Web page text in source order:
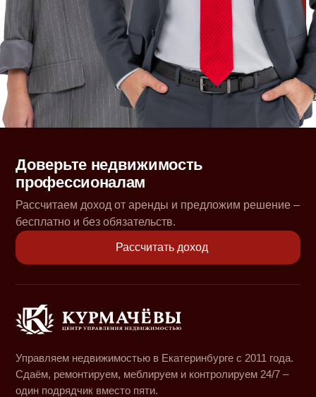
Доверьте недвижимость
профессионалам
Рассчитаем доход от аренды и предложим решение –
бесплатно и без обязательств.
Рассчитать доход
Управляем недвижимостью в Екатеринбурге с 2011 года.
Сдаём, ремонтируем, меблируем и контролируем 24/7 –
один подрядчик вместо пяти.